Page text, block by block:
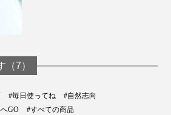
（7）
#毎日使ってね
#自然志向
GO #すべての商品